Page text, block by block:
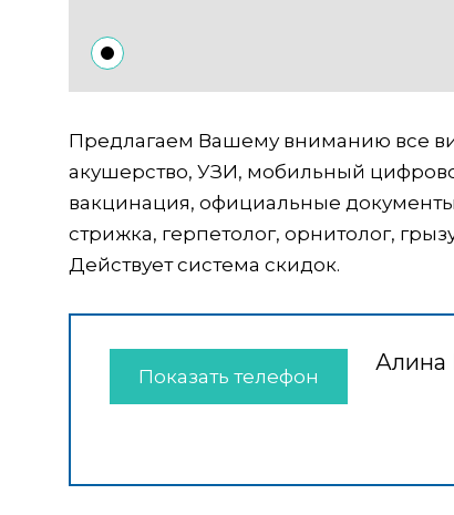
Предлагаем Вашему вниманию все
акушерство, УЗИ, мобильный
вакцинация, официальные
стрижка, герпетолог, орнитолог,
Действует система скидок.
Показать телефон
Алина